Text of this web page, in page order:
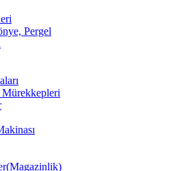
Pergel
Mürekkepleri